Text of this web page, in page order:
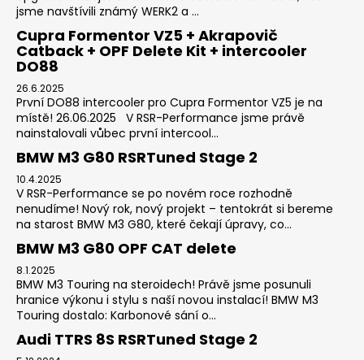
jsme navštívili známý WERK2 a ...
Cupra Formentor VZ5 + Akrapovič
Catback + OPF Delete Kit + intercooler
DO88
26.6.2025
První DO88 intercooler pro Cupra Formentor VZ5 je na
místě! 26.06.2025 V RSR-Performance jsme právě
nainstalovali vůbec první intercool...
BMW M3 G80 RSRTuned Stage 2
10.4.2025
V RSR-Performance se po novém roce rozhodně
nenudíme! Nový rok, nový projekt – tentokrát si bereme
na starost BMW M3 G80, které čekají úpravy, co...
BMW M3 G80 OPF CAT delete
8.1.2025
BMW M3 Touring na steroidech! Právě jsme posunuli
hranice výkonu i stylu s naší novou instalací! BMW M3
Touring dostalo: Karbonové sání o...
Audi TTRS 8S RSRTuned Stage 2